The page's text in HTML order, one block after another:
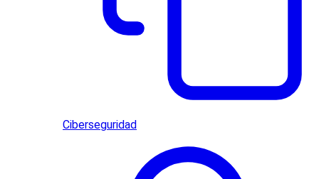
Ciberseguridad